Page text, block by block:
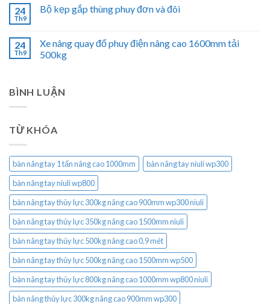
24
Th9
Bộ kẹp gắp thùng phuy đơn và đôi
24
Th9
Xe nâng quay đổ phuy điện nâng cao 1600mm tải
500kg
BÌNH LUẬN
TỪ KHÓA
bàn nâng tay 1 tấn nâng cao 1000mm
bàn nâng tay niuli wp300
bàn nâng tay niuli wp800
bàn nâng tay thủy lực 300kg nâng cao 900mm wp300 niuli
bàn nâng tay thủy lực 350kg nâng cao 1500mm niuli
bàn nâng tay thủy lực 500kg nâng cao 0.9 mét
bàn nâng tay thủy lực 500kg nâng cao 1500mm wp500
bàn nâng tay thủy lực 800kg nâng cao 1000mm wp800 niuli
bàn nâng thủy lực 300kg nâng cao 900mm wp300